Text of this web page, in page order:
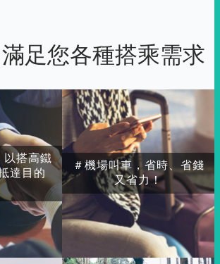
足您各種搭乘需求
以搭高鐵
達目的
＃機場叫車，省時、省錢
又省力！